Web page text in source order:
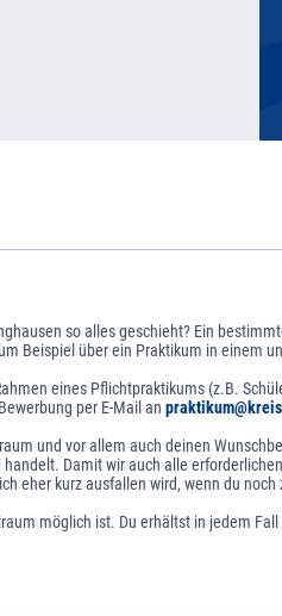
so alles geschieht? Ein
Beispiel über ein Praktikum in einem
eines Pflichtpraktikums (z.B.
per E-Mail an
und vor allem auch deinen
Damit wir auch alle
eher kurz ausfallen wird, wenn du noch
möglich ist. Du erhältst in jedem